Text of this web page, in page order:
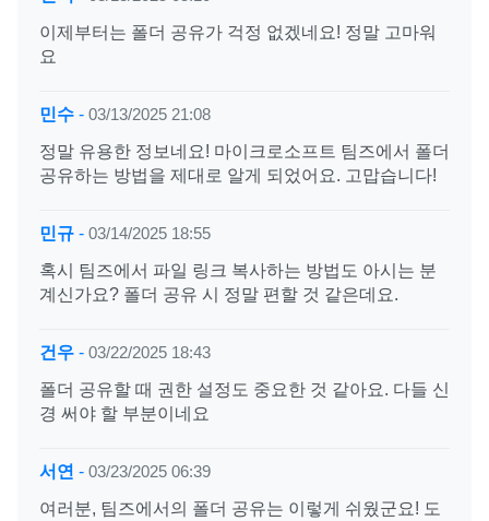
이제부터는 폴더 공유가 걱정 없겠네요! 정말 고마워
요
민수 - 03/13/2025 21:08
정말 유용한 정보네요! 마이크로소프트 팀즈에서 폴더
공유하는 방법을 제대로 알게 되었어요. 고맙습니다!
민규 - 03/14/2025 18:55
혹시 팀즈에서 파일 링크 복사하는 방법도 아시는 분
계신가요? 폴더 공유 시 정말 편할 것 같은데요.
건우 - 03/22/2025 18:43
폴더 공유할 때 권한 설정도 중요한 것 같아요. 다들 신
경 써야 할 부분이네요
서연 - 03/23/2025 06:39
여러분, 팀즈에서의 폴더 공유는 이렇게 쉬웠군요! 도